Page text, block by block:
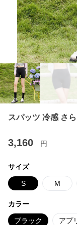
スパッツ 冷感 さ
3,160 円
サイズ
S M
カラー
ブラック アプ